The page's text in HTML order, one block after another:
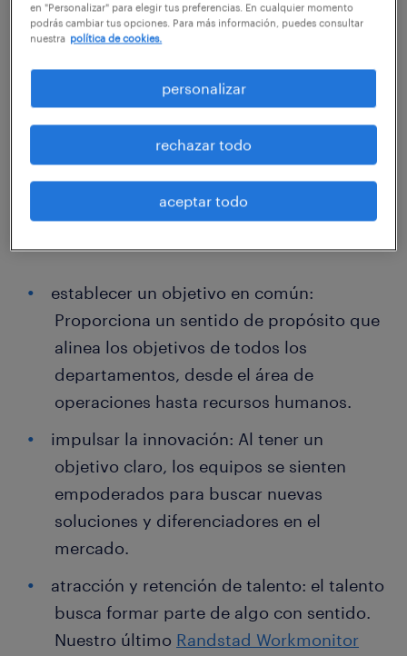
La visión estratégica es el eje de tu
organización. No es una meta puntual, sino
una proyección realista del futuro deseado de
la empresa en un tiempo determinado. Es la
respuesta a la pregunta: ¿Qué queremos
La importancia de la visión estratégica radica
establecer un objetivo en común:
Proporciona un sentido de propósito que
alinea los objetivos de todos los
departamentos, desde el área de
operaciones hasta recursos humanos.
impulsar la innovación: Al tener un
objetivo claro, los equipos se sienten
empoderados para buscar nuevas
soluciones y diferenciadores en el
mercado.
atracción y retención de talento: el talento
busca formar parte de algo con sentido.
Nuestro último Randstad Workmonitor
en "Personalizar" para elegir tus preferencias. En cualquier momento
podrás cambiar tus opciones. Para más información, puedes consultar
nuestra política de cookies.
personalizar
rechazar todo
aceptar todo